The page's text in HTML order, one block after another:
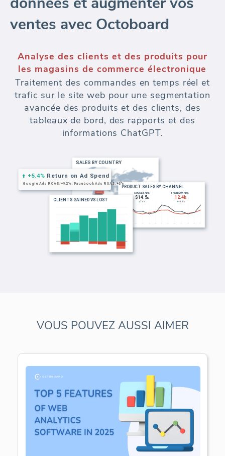
ventes avec Octoboard
Segmentation des clients pour les
marques de commerce électronique
Segmentez vos clients pour des analyses
avancées et des rapports de commerce
électronique. Créez des segments de clients
basés sur le chiffre d'affaires, les
commandes, la localisation et les visites sur
VOUS POUVEZ AUSSI AIMER